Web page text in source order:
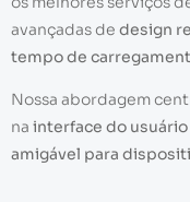
avançadas de design
tempo de
Nossa abordagem
na interface do usuário
amigável para